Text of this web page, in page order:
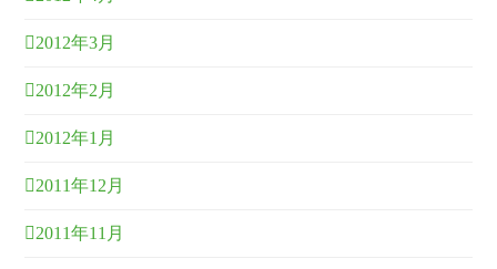
2012年3月
2012年2月
2012年1月
2011年12月
2011年11月